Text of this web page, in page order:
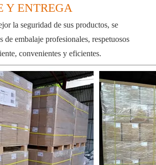
Y ENTREGA
la seguridad de sus productos, se
de embalaje profesionales, respetuosos
convenientes y eficientes.